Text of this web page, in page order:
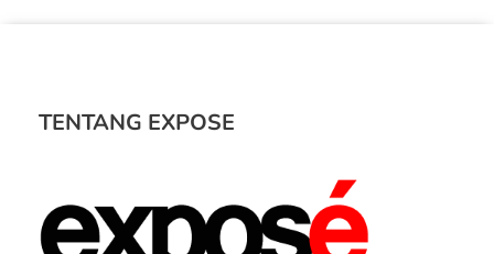
TENTANG EXPOSE